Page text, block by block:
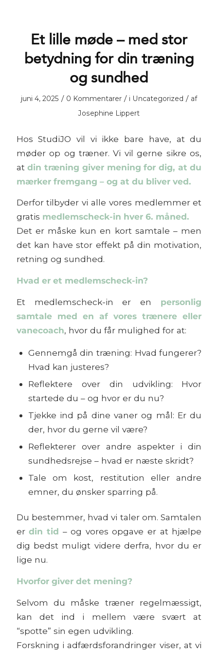
Et lille møde – med stor
betydning for din træning
og sundhed
juni 4, 2025 / 0 Kommentarer / i Uncategorized / af
Josephine Lippert
Hos StudiJO vil vi ikke bare have, at du
møder op og træner. Vi vil gerne sikre os,
atdin træning giver mening for dig, at du
mærker fremgang – og at du bliver ved.
Derfor tilbyder vi alle vores medlemmer et
gratis medlemscheck-in hver 6. måned.
Det er måske kun en kort samtale – men
det kan have stor effekt på din motivation,
retning og sundhed.
Hvad er et medlemscheck-in?
Et medlemscheck-in er en personlig
samtale med en af vores trænere eller
vanecoach, hvor du får mulighed for at:
Gennemgå din træning: Hvad fungerer?
Hvad kan justeres?
Reflektere over din udvikling: Hvor
startede du – og hvor er du nu?
Tjekke ind på dine vaner og mål: Er du
der, hvor du gerne vil være?
Reflekterer over andre aspekter i din
sundhedsrejse – hvad er næste skridt?
Tale om kost, restitution eller andre
emner, du ønsker sparring på.
Du bestemmer, hvad vi taler om. Samtalen
erdin tid – og vores opgave er at hjælpe
dig bedst muligt videre derfra, hvor du er
lige nu.
Hvorfor giver det mening?
Selvom du måske træner regelmæssigt,
kan det ind i mellem være svært at
“spotte” sin egen udvikling.
Forskning i adfærdsforandringer viser, at vi